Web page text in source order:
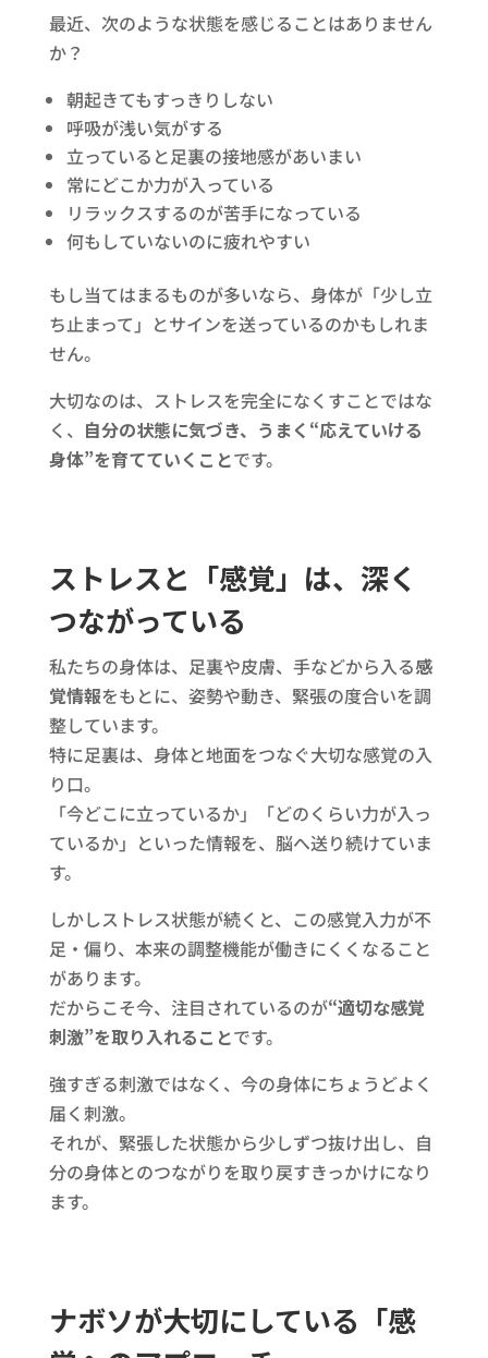
最近、次のような状態を感じることはありません
か？
朝起きてもすっきりしない
呼吸が浅い気がする
立っていると足裏の接地感があいまい
常にどこか力が入っている
リラックスするのが苦手になっている
何もしていないのに疲れやすい
もし当てはまるものが多いなら、身体が「少し立
ち止まって」とサインを送っているのかもしれま
せん。
大切なのは、ストレスを完全になくすことではな
く、 自分の状態に気づき、うまく“応えていける
身体”を育てていくことです。
ストレスと「感覚」は、深く
つながっている
私たちの身体は、足裏や皮膚、手などから入る感
覚情報をもとに、姿勢や動き、緊張の度合いを調
整しています。
特に足裏は、身体と地面をつなぐ大切な感覚の入
り口。
「今どこに立っているか」「どのくらい力が入っ
ているか」といった情報を、脳へ送り続けていま
す。
しかしストレス状態が続くと、この感覚入力が不
足・偏り、本来の調整機能が働きにくくなること
があります。
だからこそ今、注目されているのが“適切な感覚
刺激”を取り入れることです。
強すぎる刺激ではなく、今の身体にちょうどよく
届く刺激。
それが、緊張した状態から少しずつ抜け出し、自
分の身体とのつながりを取り戻すきっかけになり
ます。
ナボソが大切にしている「感